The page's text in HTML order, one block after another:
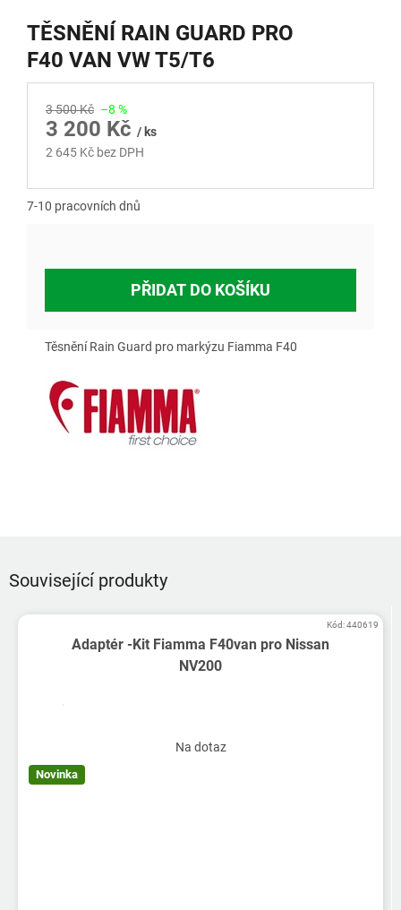
TĚSNĚNÍ RAIN GUARD PRO
F40 VAN VW T5/T6
3 500 Kč –8 %
3 200 Kč / ks
2 645 Kč bez DPH
7-10 pracovních dnů
PŘIDAT DO KOŠÍKU
Těsnění Rain Guard pro markýzu Fiamma F40
Související produkty
Adaptér -Kit Fiamma F40van pro Nissan
NV200
Na dotaz
Novinka
Kód:440619